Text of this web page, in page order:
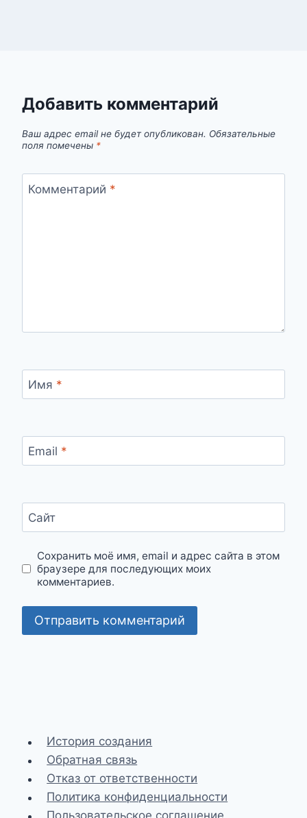
Добавить комментарий
Ваш адрес email не будет опубликован. Обязательные
поля помечены *
Комментарий *
Имя *
Email *
Сайт
Сохранить моё имя, email и адрес сайта в этом
браузере для последующих моих
комментариев.
История создания
Обратная связь
Отказ от ответственности
Политика конфиденциальности